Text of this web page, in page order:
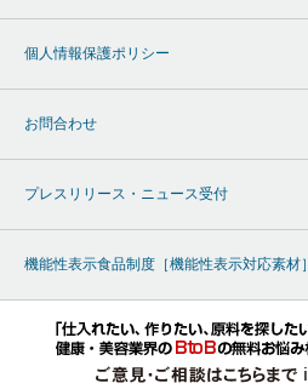
個人情報保護ポリシー
お問合わせ
プレスリリース・ニュース受付
機能性表示食品制度［機能性表示対応素材］